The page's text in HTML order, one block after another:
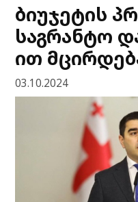
ბიუჯეტის
საგრანტო
ით
03.10.2024